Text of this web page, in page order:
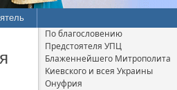
По благословению
Предстоятеля УПЦ
Блаженнейшего Митрополита
Киевского и всея Украины
Онуфрия